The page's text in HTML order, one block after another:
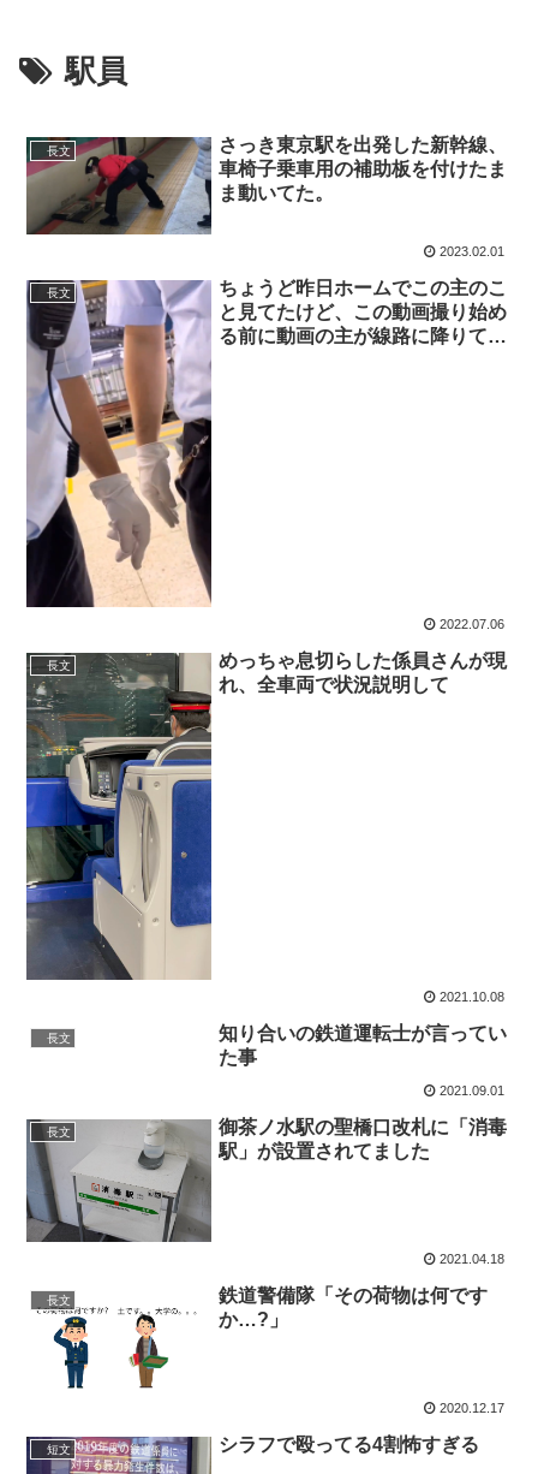
駅員
長文
さっき東京駅を出発した新幹線、
車椅子乗車用の補助板を付けたま
ま動いてた。
2023.02.01
長文
ちょうど昨日ホームでこの主のこ
と見てたけど、この動画撮り始め
る前に動画の主が線路に降りて取
2022.07.06
長文
めっちゃ息切らした係員さんが現
れ、全車両で状況説明して
2021.10.08
長文
知り合いの鉄道運転士が言ってい
た事
2021.09.01
長文
御茶ノ水駅の聖橋口改札に「消毒
駅」が設置されてました
2021.04.18
長文
鉄道警備隊「その荷物は何です
か…?」
2020.12.17
短文 シラフで殴ってる4割怖すぎる